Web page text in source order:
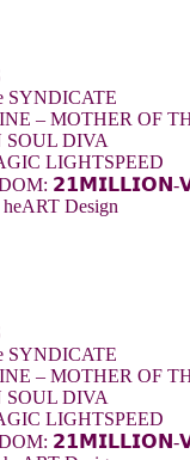
SYNDICATE
– MOTHER OF
DIVA
LIGHTSPEED
𝟮𝟭𝗠𝗜𝗟𝗟𝗜𝗢𝗡-
Design
SYNDICATE
– MOTHER OF
DIVA
LIGHTSPEED
𝟮𝟭𝗠𝗜𝗟𝗟𝗜𝗢𝗡-